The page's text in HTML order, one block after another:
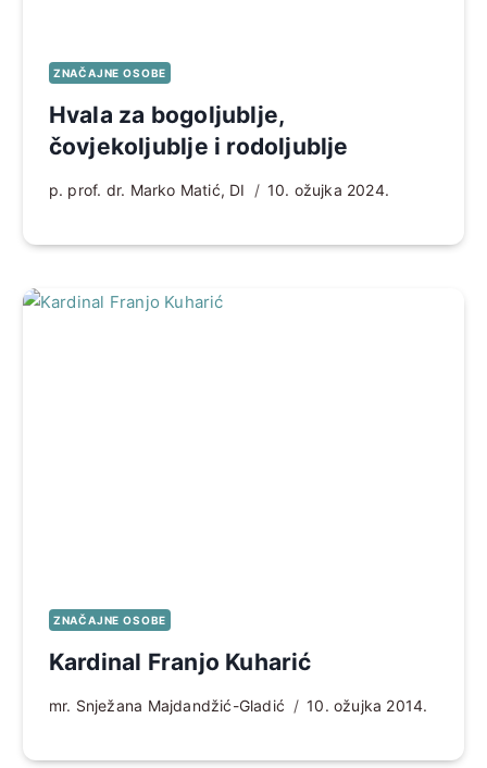
ZNAČAJNE OSOBE
Hvala za bogoljublje,
čovjekoljublje i rodoljublje
p. prof. dr. Marko Matić, DI 10. ožujka 2024.
ZNAČAJNE OSOBE
Kardinal Franjo Kuharić
mr. Snježana Majdandžić-Gladić 10. ožujka 2014.